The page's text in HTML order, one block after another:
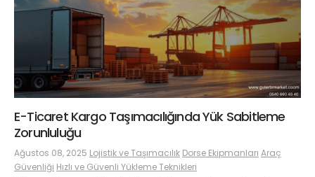
E-Ticaret Kargo Taşımacılığında Yük Sabitleme
Zorunluluğu
Ağustos 08, 2025 Lojistik ve Taşımacılık Dorse Ekipmanları Araç
Güvenliği Hızlı ve Güvenli Yükleme Teknikleri